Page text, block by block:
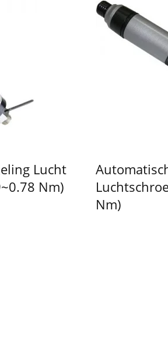
Lucht
Nm)
Nm)